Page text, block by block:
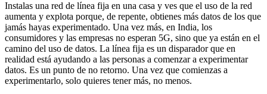
Instalas una red de línea fija en una casa y ves que el uso de la red
aumenta y explota porque, de repente, obtienes más datos de los que
jamás hayas experimentado. Una vez más, en India, los
consumidores y las empresas no esperan 5G, sino que ya están en el
camino del uso de datos. La línea fija es un disparador que en
realidad está ayudando a las personas a comenzar a experimentar
datos. Es un punto de no retorno. Una vez que comienzas a
experimentarlo, solo quieres tener más, no menos.